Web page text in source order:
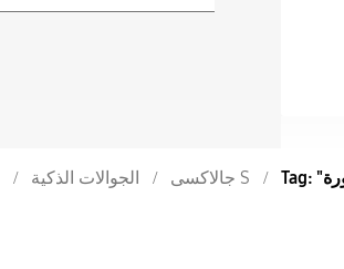
الجوالات الذكية جالاكسى S